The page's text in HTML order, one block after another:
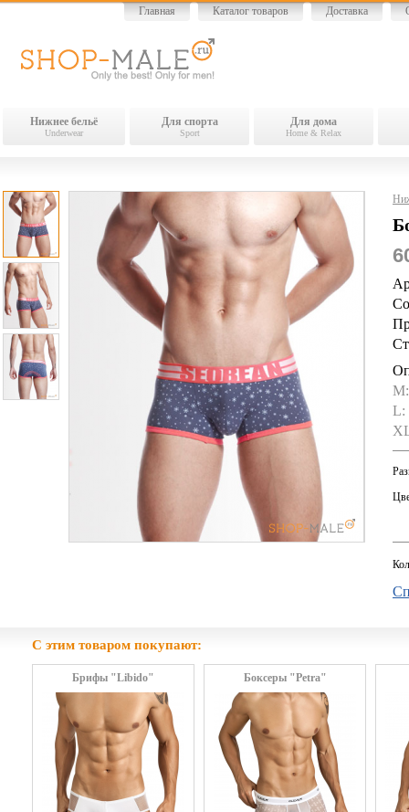
Главная Каталог товаров Доставка
Нижнее бельё
Underwear
Для спорта
Sport
Для дома
Home & Relax
L:
С этим товаром покупают:
Брифы "Libido" Боксеры "Petra"